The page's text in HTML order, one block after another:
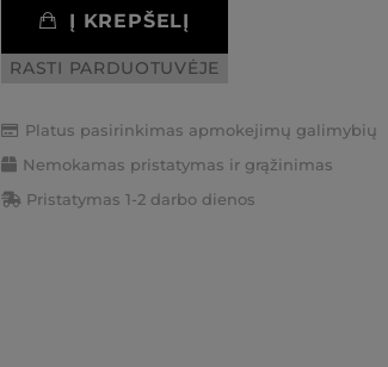
Į KREPŠELĮ
RASTI PARDUOTUVĖJE
Platus pasirinkimas apmokejimų galimybių
Nemokamas pristatymas ir grąžinimas
Pristatymas 1-2 darbo dienos